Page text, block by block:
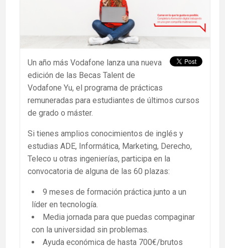
Un año más Vodafone lanza una nueva
edición de las Becas Talent de
Vodafone Yu, el programa de prácticas
remuneradas para estudiantes de últimos cursos
de grado o máster.
Si tienes amplios conocimientos de inglés y
estudias ADE, Informática, Marketing, Derecho,
Teleco u otras ingenierías, participa en la
convocatoria de alguna de las 60 plazas:
9 meses de formación práctica junto a un
líder en tecnología.
Media jornada para que puedas compaginar
con la universidad sin problemas.
Ayuda económica de hasta 700€/brutos